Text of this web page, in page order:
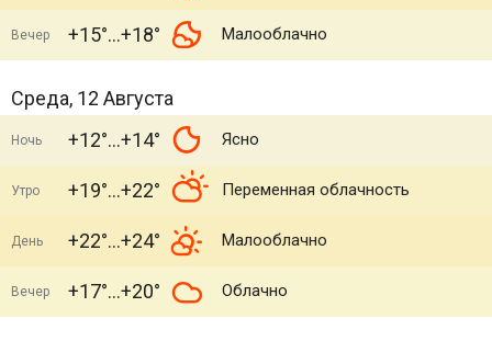
Вечер +15° +18° Малооблачно
Среда, 12 Августа
Ночь +12° +14° Ясно
Утро +19° +22° Переменная облачность
День +22° +24° Малооблачно
Вечер +17° +20° Облачно